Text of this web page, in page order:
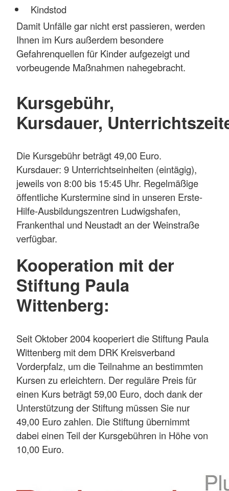
Kindstod
Damit Unfälle gar nicht erst passieren, werden
Ihnen im Kurs außerdem besondere
Gefahrenquellen für Kinder aufgezeigt und
vorbeugende Maßnahmen nahegebracht.
Kursgebühr,
Kursdauer,
Die Kursgebühr beträgt 49,00 Euro.
Kursdauer: 9 Unterrichtseinheiten (eintägig),
jeweils von 8:00 bis 15:45 Uhr. Regelmäßige
öffentliche Kurstermine sind in unseren Erste-
Hilfe-Ausbildungszentren Ludwigshafen,
Frankenthal und Neustadt an der Weinstraße
verfügbar.
Kooperation mit der
Stiftung Paula
Wittenberg:
Seit Oktober 2004 kooperiert die Stiftung Paula
Wittenberg mit dem DRK Kreisverband
Vorderpfalz, um die Teilnahme an bestimmten
Kursen zu erleichtern. Der reguläre Preis für
einen Kurs beträgt 59,00 Euro, doch dank der
Unterstützung der Stiftung müssen Sie nur
49,00 Euro zahlen. Die Stiftung übernimmt
dabei einen Teil der Kursgebühren in Höhe von
10,00 Euro.